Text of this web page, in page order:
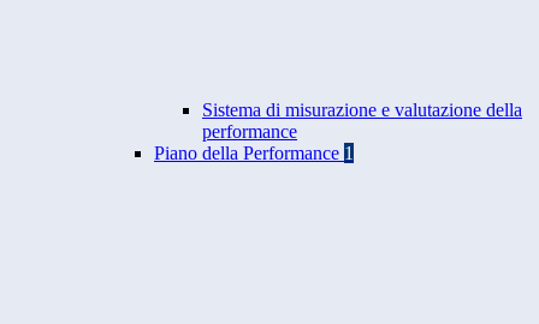
Sistema di misurazione e valutazione della
performance
Piano della Performance 1